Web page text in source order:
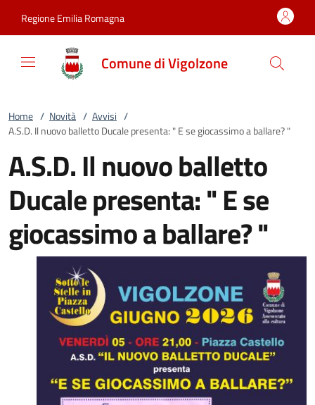
Regione Emilia Romagna
Comune di Vigolzone
Home / Novità / Avvisi /
A.S.D. Il nuovo balletto Ducale presenta: " E se giocassimo a ballare? "
A.S.D. Il nuovo balletto
Ducale presenta: " E se
giocassimo a ballare? "